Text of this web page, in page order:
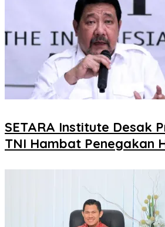
SETARA Institute Desak
TNI Hambat Penegakan